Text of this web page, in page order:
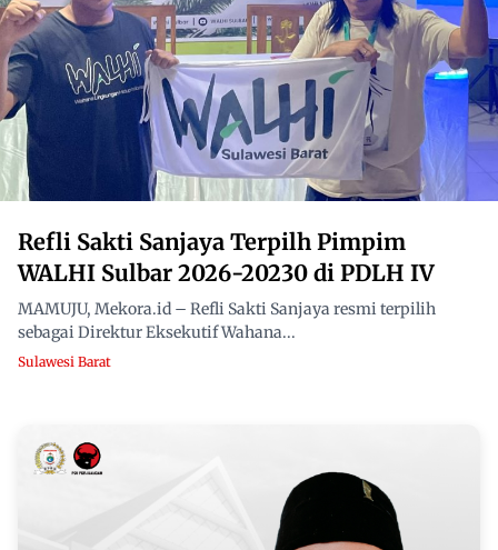
Refli Sakti Sanjaya Terpilh Pimpim
WALHI Sulbar 2026-20230 di PDLH IV
MAMUJU, Mekora.id – Refli Sakti Sanjaya resmi terpilih
sebagai Direktur Eksekutif Wahana...
Sulawesi Barat